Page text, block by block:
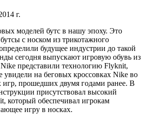
г.
моделей бутс в нашу эпоху. Это
с носком из трикотажного
будущее индустрии до такой
сегодня выпускают игровую обувь из
представили технологию Flyknit,
на беговых кроссовках Nike во
прошедших двумя годами ранее. В
присутствовал высокий
который обеспечивал игрокам
игру в носках.